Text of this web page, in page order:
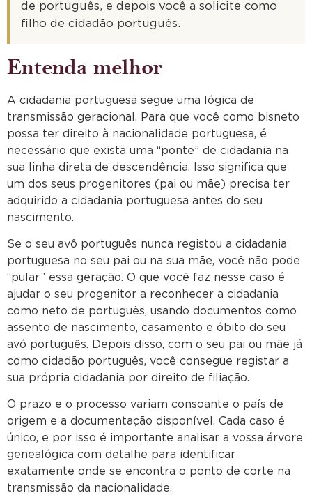
de português, e depois você a solicite como
filho de cidadão português.
Entenda melhor
A cidadania portuguesa segue uma lógica de
transmissão geracional. Para que você como bisneto
possa ter direito à nacionalidade portuguesa, é
necessário que exista uma “ponte” de cidadania na
sua linha direta de descendência. Isso significa que
um dos seus progenitores (pai ou mãe) precisa ter
adquirido a cidadania portuguesa antes do seu
nascimento.
Se o seu avô português nunca registou a cidadania
portuguesa no seu pai ou na sua mãe, você não pode
“pular” essa geração. O que você faz nesse caso é
ajudar o seu progenitor a reconhecer a cidadania
como neto de português, usando documentos como
assento de nascimento, casamento e óbito do seu
avó português. Depois disso, com o seu pai ou mãe já
como cidadão português, você consegue registar a
sua própria cidadania por direito de filiação.
O prazo e o processo variam consoante o país de
origem e a documentação disponível. Cada caso é
único, e por isso é importante analisar a vossa árvore
genealógica com detalhe para identificar
exatamente onde se encontra o ponto de corte na
transmissão da nacionalidade.